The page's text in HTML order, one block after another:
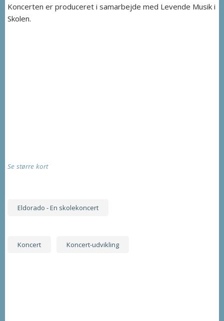
Koncerten er produceret i samarbejde med Levende Musik i
Skolen.
Se større kort
Eldorado - En skolekoncert
Koncert Koncert-udvikling